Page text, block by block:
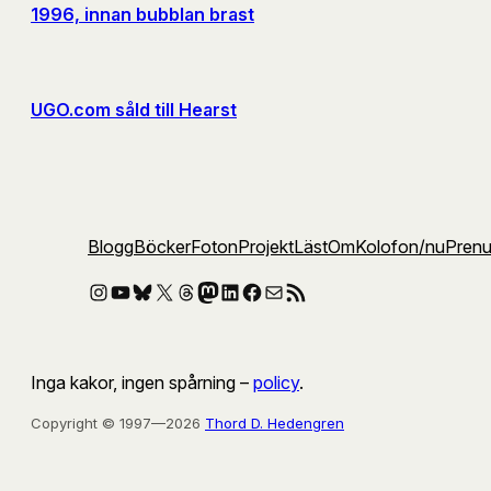
1996, innan bubblan brast
UGO.com såld till Hearst
BloggBöckerFotonProjektLästOmKolofon/nu
Instagram
YouTube
Bluesky
X Threads
Mastodon
LinkedIn
Facebook
E-postRSS-flöde
Inga kakor, ingen spårning – policy.
Copyright © 1997—2026 Thord D. Hedengren